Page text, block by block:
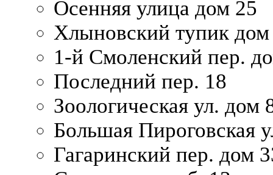
Осенняя улица дом 25
Хлыновский тупик
1-й Смоленский пер.
Последний пер. 18
Зоологическая ул. дом
Большая Пироговская
Гагаринский пер. дом